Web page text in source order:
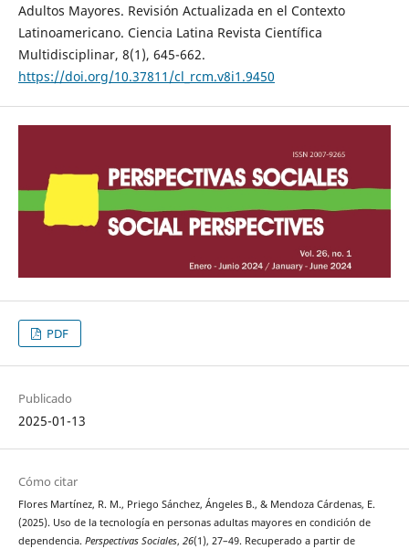
Adultos Mayores. Revisión Actualizada en el Contexto
Latinoamericano. Ciencia Latina Revista Científica
Multidisciplinar, 8(1), 645-662.
https://doi.org/10.37811/cl_rcm.v8i1.9450
PDF
Publicado
2025-01-13
Cómo citar
Flores Martínez, R. M., Priego Sánchez, Ángeles B., & Mendoza Cárdenas, E.
(2025). Uso de la tecnología en personas adultas mayores en condición de
dependencia. Perspectivas Sociales, 26(1), 27–49. Recuperado a partir de